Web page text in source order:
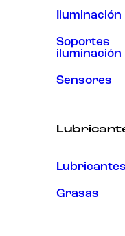
Iluminación
Soportes
iluminación
Sensores
Lubricantes
Grasas